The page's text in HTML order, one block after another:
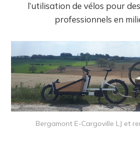
l’utilisation de vélos pour
professionnels en
Bergamont E-Cargoville LJ et